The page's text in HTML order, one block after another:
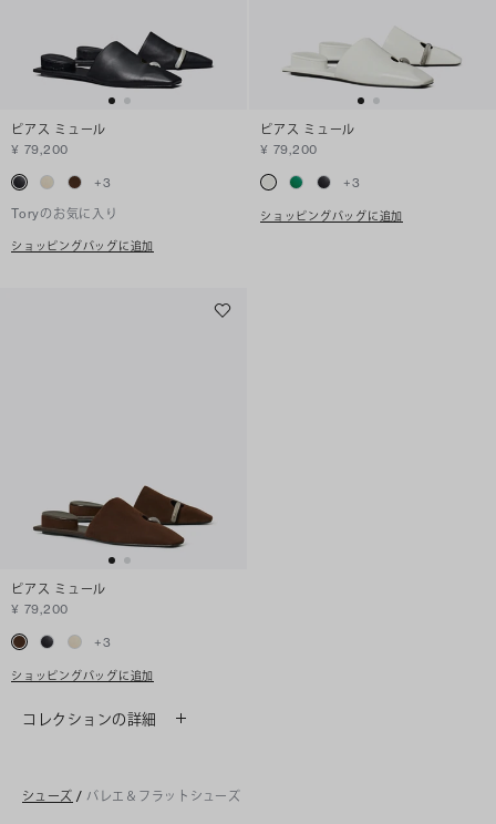
ピアス ミュール
¥ 79,200
+3
Toryのお気に入り
ショッピングバッグに追加
ピアス ミュール
¥ 79,200
+3
ショッピングバッグに追加
ピアス ミュール
¥ 79,200
+3
ショッピングバッグに追加
コレクションの詳細
シューズ / バレエ＆フラットシューズ